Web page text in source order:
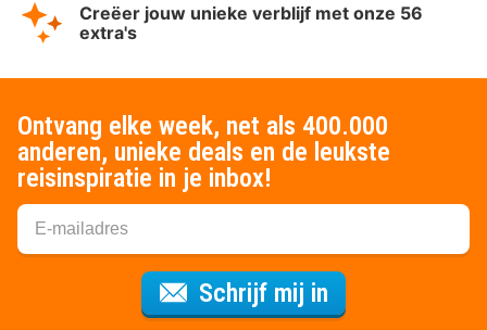
Creëer jouw unieke verblijf met onze 56
extra's
Ontvang elke week, net als 400.000
anderen, unieke deals en de leukste
reisinspiratie in je inbox!
Schrijf mij in